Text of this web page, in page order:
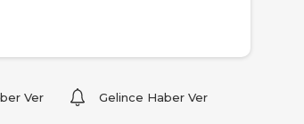
Ver Gelince Haber Ver